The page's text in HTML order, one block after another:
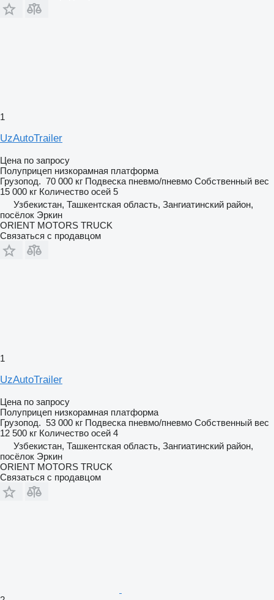
1
UzAutoTrailer
Цена по запросу
Полуприцеп низкорамная платформа
Грузопод. 70 000 кг Подвеска пневмо/пневмо Собственный вес
15 000 кг Количество осей 5
Узбекистан, Ташкентская область, Зангиатинский район,
посёлок Эркин
ORIENT MOTORS TRUCK
Связаться с продавцом
1
UzAutoTrailer
Цена по запросу
Полуприцеп низкорамная платформа
Грузопод. 53 000 кг Подвеска пневмо/пневмо Собственный вес
12 500 кг Количество осей 4
Узбекистан, Ташкентская область, Зангиатинский район,
посёлок Эркин
ORIENT MOTORS TRUCK
Связаться с продавцом